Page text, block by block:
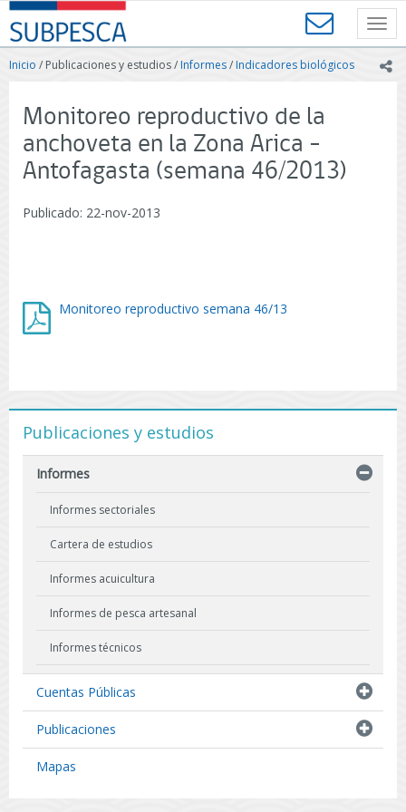
Contenido
principal
SUBPESCA
-
Subsecretaría
Acuicultura
-
Gobierno
Chile
Inicio / Publicaciones y estudios /Informes/Indicadores biológicos
Monitoreo reproductivo de la
anchoveta en la Zona Arica -
Antofagasta (semana 46/2013)
Publicado: 22-nov-2013
Monitoreo reproductivo semana 46/13
Publicaciones y estudios
Informes
Informes sectoriales
Cartera de estudios
Informes acuicultura
Informes de pesca artesanal
Informes técnicos
Resultados de Pescas de Investigación
Cuentas Públicas
Publicaciones
Mapas